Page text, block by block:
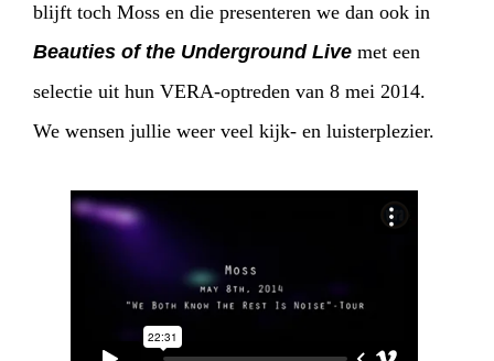
blijft toch Moss en die presenteren we dan ook in
Beauties of the Underground Live met een
selectie uit hun VERA-optreden van 8 mei 2014.
We wensen jullie weer veel kijk- en luisterplezier.